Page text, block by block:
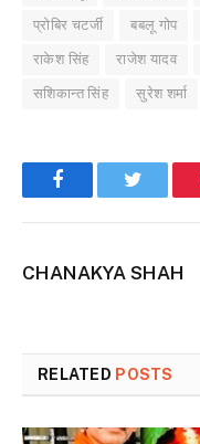
प्रोबिर चटर्जी बबलू गोप
राकेश सिंह राजेश यादव
सशिकान्त सिंह सुरेश शर्मा
FacebookTwitter
CHANAKYA SHAH
RELATED POSTS